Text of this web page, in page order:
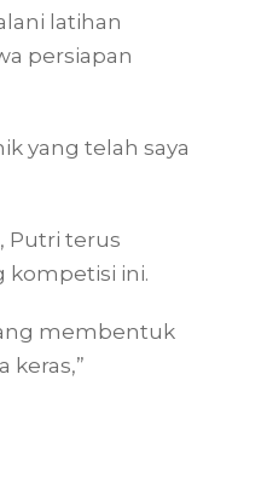
latihan
persiapan
yang telah saya
Putri terus
kompetisi ini.
membentuk
keras,”